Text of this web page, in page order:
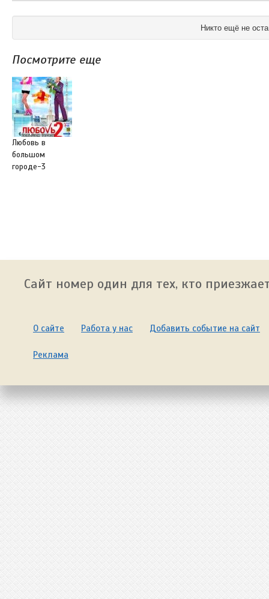
Никто ещё не
Посмотрите еще
Любовь в
большом
городе-3
Сайт номер один для тех, кто
О сайте Работа у нас Добавить событие на сайт
Реклама